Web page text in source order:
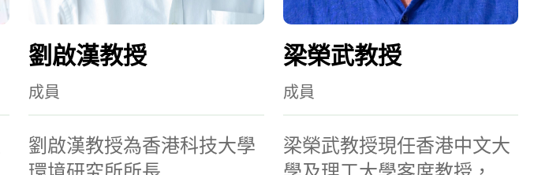
劉啟漢教授
成員
劉啟漢教授為香港科技大學
梁榮武教授
成員
梁榮武教授現任香港中文大